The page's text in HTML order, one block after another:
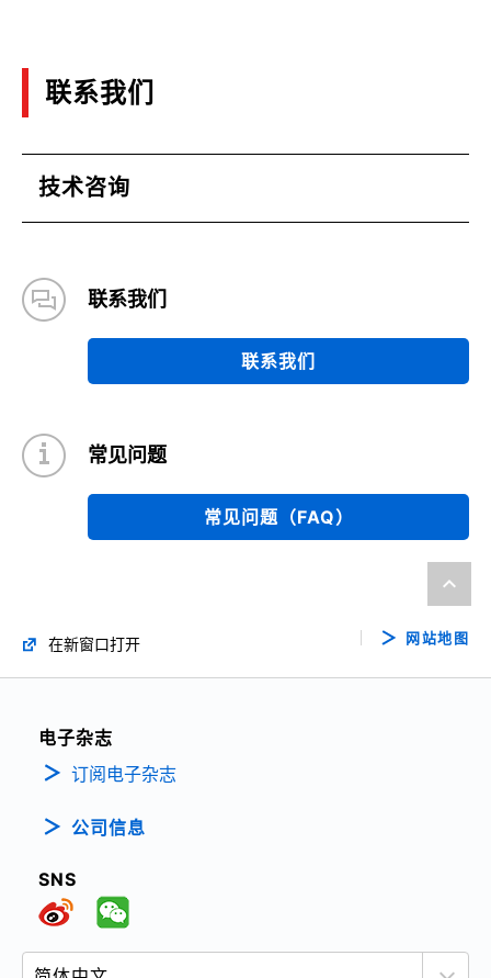
联系我们
技术咨询
联系我们
联系我们
常见问题
常见问题（FAQ）
在新窗口打开 网站地图
电子杂志
订阅电子杂志
公司信息
SNS